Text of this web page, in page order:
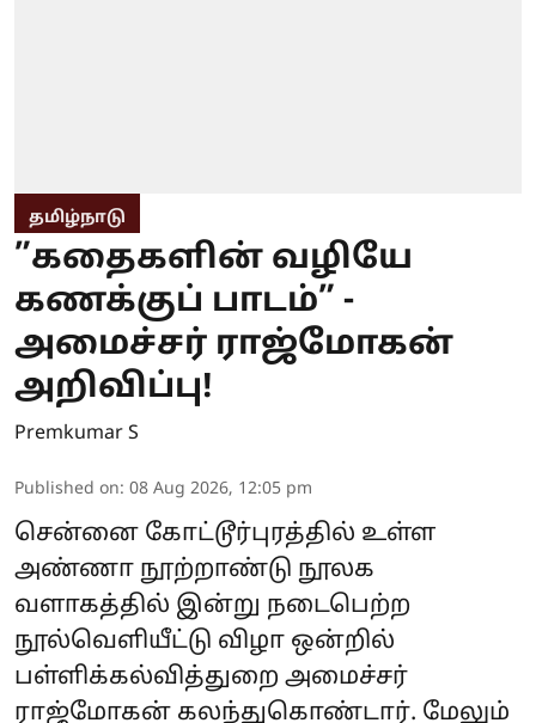
தமிழ்நாடு
”கதைகளின் வழியே
கணக்குப் பாடம்” -
அமைச்சர் ராஜ்மோகன்
அறிவிப்பு!
Premkumar S
Published on: 08 Aug 2026, 12:05 pm
சென்னை கோட்டூர்புரத்தில் உள்ள
அண்ணா நூற்றாண்டு நூலக
வளாகத்தில் இன்று நடைபெற்ற
நூல்வெளியீட்டு விழா ஒன்றில்
பள்ளிக்கல்வித்துறை அமைச்சர்
ராஜ்மோகன் கலந்துகொண்டார். மேலும்